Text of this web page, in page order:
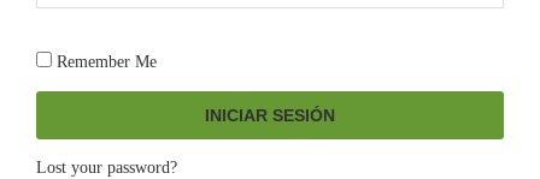
Remember Me
INICIAR SESIÓN
Lost your password?